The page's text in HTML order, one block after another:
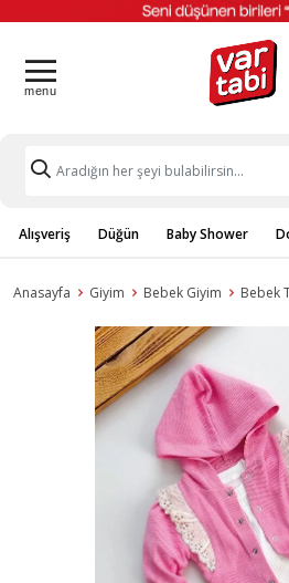
Alışveriş Düğün Baby Shower
Anasayfa Giyim Bebek Giyim Bebek